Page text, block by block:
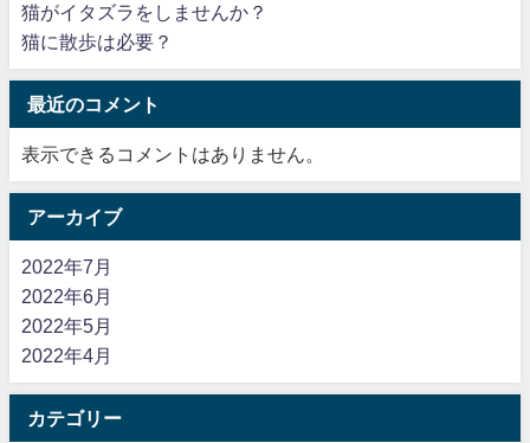
猫がイタズラをしませんか？
猫に散歩は必要？
最近のコメント
表示できるコメントはありません。
アーカイブ
2022年7月
2022年6月
2022年5月
2022年4月
カテゴリー